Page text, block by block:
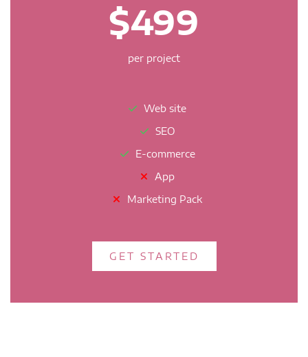
$499
per project
Web site
SEO
E-commerce
App
Marketing Pack
GET STARTED